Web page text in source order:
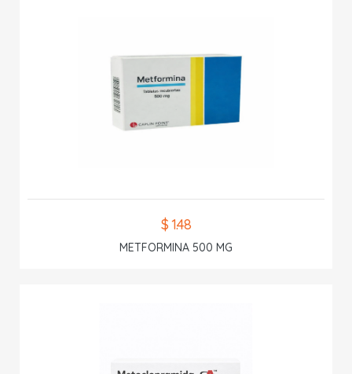
$ 1.48
METFORMINA 500 MG